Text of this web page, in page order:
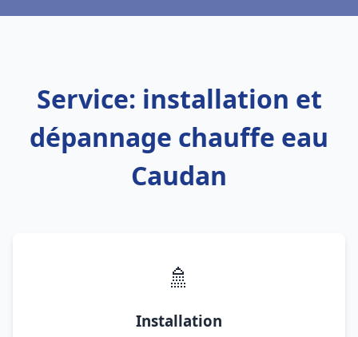
Service: installation et
dépannage chauffe eau
Caudan
🚿
Installation